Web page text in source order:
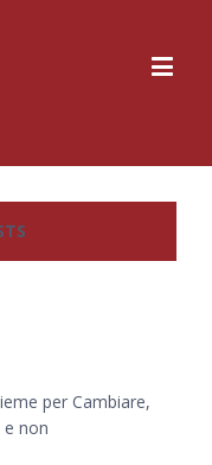
per Cambiare,
e non